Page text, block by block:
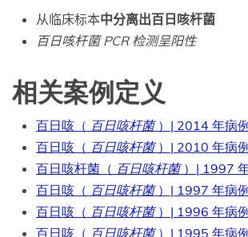
从临床标本中分离出百日咳杆菌
百日咳杆菌 PCR 检测呈阳性
相关案例定义
百日咳（ 百日咳杆菌 ）| 2014 年病
百日咳（ 百日咳杆菌 ）| 2010 年病
百日咳杆菌（ 百日咳杆菌 ）| 1997
百日咳（ 百日咳杆菌 ）| 1997 年病
百日咳（ 百日咳杆菌 ）| 1996 年病
百日咳（ 百日咳杆菌 ）| 1995 年病